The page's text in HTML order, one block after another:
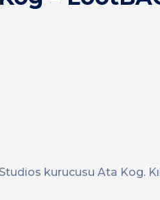
kurucusu Ata Kog.